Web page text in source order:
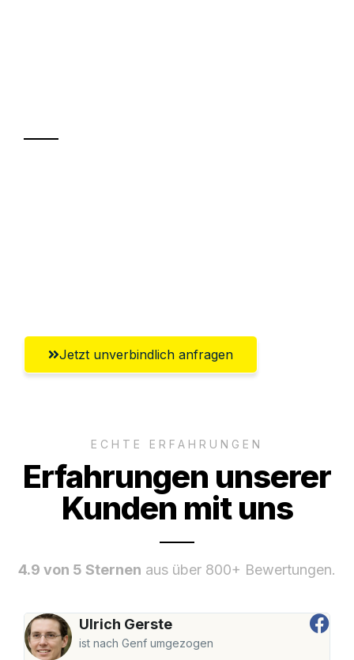
Jetzt unverbindlich anfragen
ECHTE ERFAHRUNGEN
Erfahrungen unserer
Kunden mit uns
4.9 von 5 Sternen aus über 800+ Bewertungen.
Ulrich Gerste
ist nach Genf umgezogen